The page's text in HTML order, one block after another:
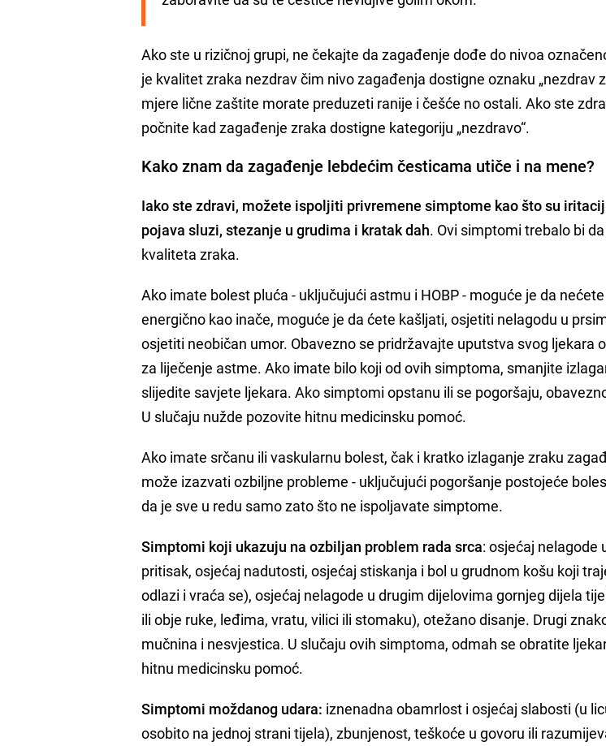
Ako ste u rizičnoj grupi, ne čekajte da zagađenje dođe do nivoa
je kvalitet zraka nezdrav čim nivo zagađenja dostigne oznaku „nezdrav
mjere lične zaštite morate preduzeti ranije i češće no ostali. Ako ste
počnite kad zagađenje zraka dostigne kategoriju „nezdravo“.
Kako znam da zagađenje lebdećim česticama utiče i na mene?
Iako ste zdravi, možete ispoljiti privremene simptome kao što su
pojava sluzi, stezanje u grudima i kratak dah. Ovi simptomi trebalo bi
kvaliteta zraka.
Ako imate bolest pluća - uključujući astmu i HOBP - moguće je da
energično kao inače, moguće je da ćete kašljati, osjetiti nelagodu u
osjetiti neobičan umor. Obavezno se pridržavajte uputstva svog ljekara
za liječenje astme. Ako imate bilo koji od ovih simptoma, smanjite
slijedite savjete ljekara. Ako simptomi opstanu ili se pogoršaju,
U slučaju nužde pozovite hitnu medicinsku pomoć.
Ako imate srčanu ili vaskularnu bolest, čak i kratko izlaganje zraku
može izazvati ozbiljne probleme - uključujući pogoršanje postojeće
da je sve u redu samo zato što ne ispoljavate simptome.
Simptomi koji ukazuju na ozbiljan problem rada srca: osjećaj nelagode
pritisak, osjećaj nadutosti, osjećaj stiskanja i bol u grudnom košu koji
odlazi i vraća se), osjećaj nelagode u drugim dijelovima gornjeg dijela
ili obje ruke, leđima, vratu, vilici ili stomaku), otežano disanje. Drugi
mučnina i nesvjestica. U slučaju ovih simptoma, odmah se obratite
hitnu medicinsku pomoć.
Simptomi moždanog udara: iznenadna obamrlost i osjećaj slabosti (u
osobito na jednoj strani tijela), zbunjenost, teškoće u govoru ili